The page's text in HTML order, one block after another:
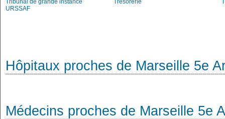
Tribunal de grande instance
Trésorerie
URSSAF
Hôpitaux proches de Marseille 5e
Médecins proches de Marseille 5e